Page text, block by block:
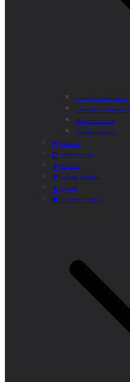
Actividades Semanales
Instalaciones Deportivas
Alquiler Bicicletas
Agenda Deportiva
Educación
Centro de Salud
Mayores
Comedor Municipal
Agenda
Préstamo de Libros